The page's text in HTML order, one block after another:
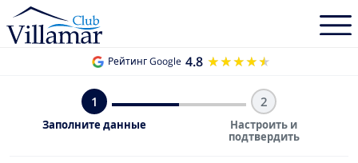
Рейтинг Google 4.8 ★★★★★
★★★★★
1
Заполните данные
2
Настроить и
подтвердить